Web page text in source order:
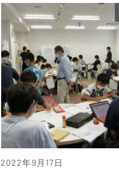
2022年9月17日